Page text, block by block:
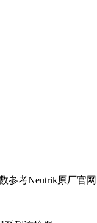
参考Neutrik原厂官网